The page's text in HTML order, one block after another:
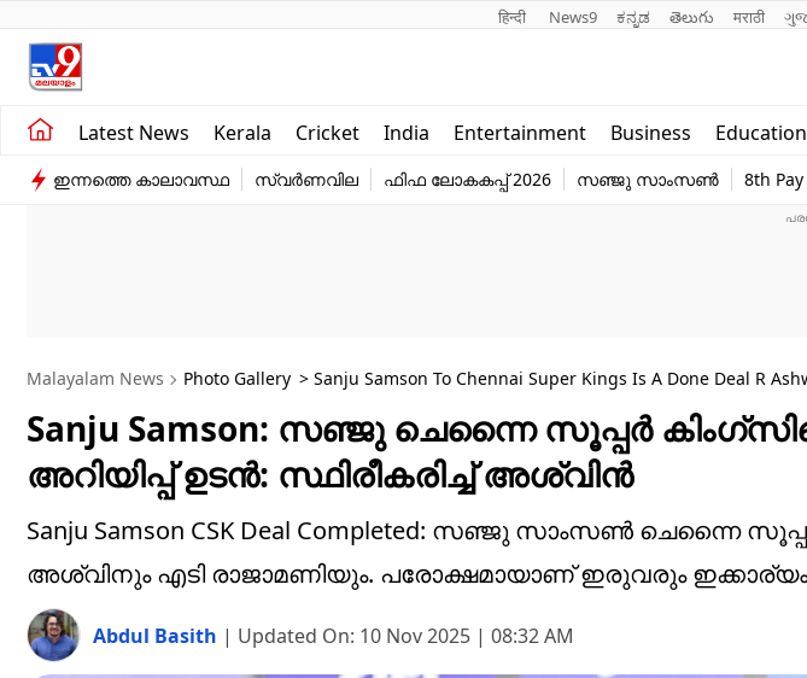
हिन्दी News9 ಕನ್ನಡ తెలుగు मराठी
Latest News Kerala Cricket India Entertainment Business Education
Kerala
India
Education
world
ഇന്നത്തെ കാലാവസ്ഥ സ്വർണവില ഫിഫ ലോകകപ്പ് 2026 സഞ്ജു സാംസൺ 8th
Malayalam News Photo Gallery > Sanju Samson To Chennai Super Kings Is A Done Deal R
Media Profiles
Sanju Samson: സഞ്ജു ചെന്നൈ സൂപ്പർ
അറിയിപ്പ് ഉടൻ: സ്ഥിരീകരിച്ച് അശ്വിൻ
Sanju Samson CSK Deal Completed: സഞ്ജു സാംസൺ ചെന്നൈ
അശ്വിനും എടി രാജാമണിയും. പരോക്ഷമായാണ് ഇരുവരും ഇക്കാര്യം
Abdul Basith | Updated On: 10 Nov 2025 | 08:32 AM